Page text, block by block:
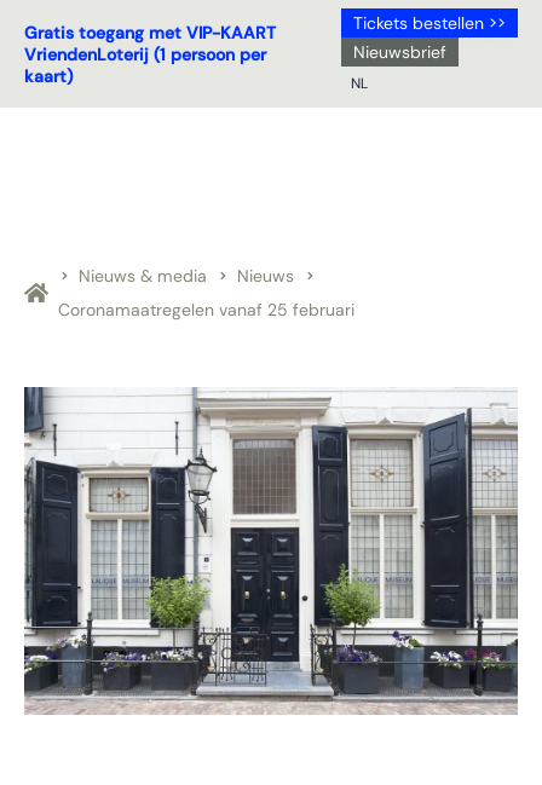
Gratis toegang met VIP-KAART
VriendenLoterij (1 persoon per
kaart)
Tickets bestellen >>
Nieuwsbrief
NL
Nieuws & media
Nieuws
Coronamaatregelen vanaf 25 februari